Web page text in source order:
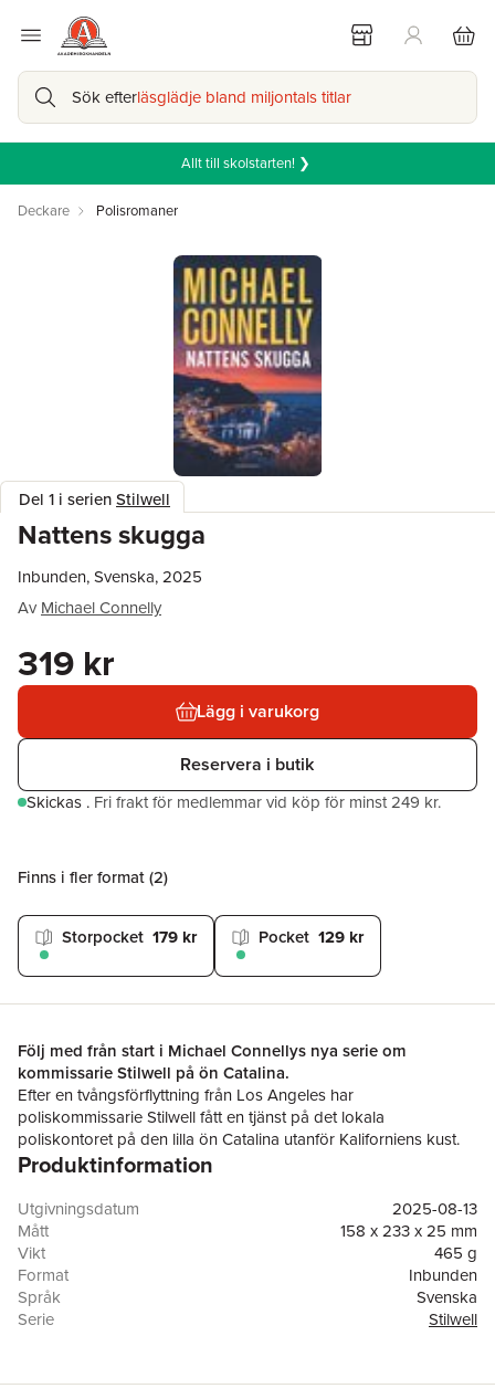
Sök efterläsglädje bland miljontals titlar
Allt till skolstarten! ❯
Deckare Polisromaner
Del 1 i serienStilwell
Nattens skugga
Inbunden, Svenska, 2025
Av Michael Connelly
319 kr
Lägg i varukorg
Reservera i butik
Skickas . Fri frakt för medlemmar vid köp för minst 249 kr.
Finns i fler format (2)
Storpocket 179 kr Pocket 129 kr
Följ med från start i Michael Connellys nya serie om
kommissarie Stilwell på ön Catalina.
Efter en tvångsförflyttning från Los Angeles har
poliskommissarie Stilwell fått en tjänst på det lokala
poliskontoret på den lilla ön Catalina utanför Kaliforniens kust.
Större delen av arbetspassen ägnar han sig åt enklare ärenden
dag får han en rapport om en kropp, inrullad i plast, som hittats
i hamnen. Offret är en kvinna som till en början inte går att
identifiera. Samtidigt rapporteras det om tjuvjakt på ett
naturreservat vilket får Stilwell att börja gräva i Catalinas
lokalpamps bakgrund.
Fast besluten att ta reda på sanningen bestämmer sig Stilwell
han inte hade kunnat föreställa sig på en sömnig semesterort.
Produktinformation
Utgivningsdatum
2025-08-13
Mått
158 x 233 x 25 mm
Vikt
465 g
Format
Inbunden
Språk
Svenska
Serie
Stilwell
Förlag
Norstedts